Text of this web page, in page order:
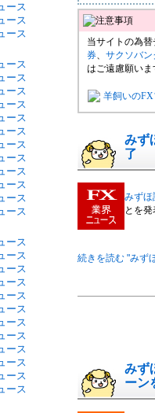
ース
ース
ース
ース
ース
ース
ース
ース
ース
ース
ース
ース
ース
ース
ース
ース
ース
ース
ース
ース
ース
ース
ース
ース
ース
ース
ース
当サイトの為
券、 サクソバン
はご遠慮願いま
羊飼いの
みず
了
みずほ
とを発
続きを読む "みず
みず
ーン